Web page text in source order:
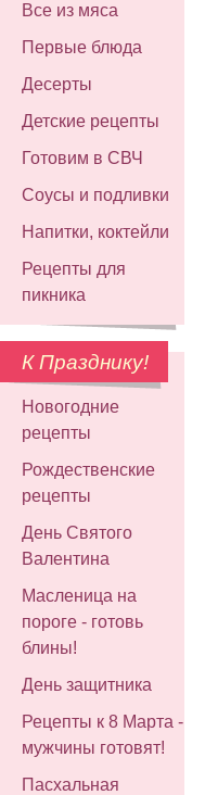
Все из мяса
Первые блюда
Десерты
Детские рецепты
Готовим в СВЧ
Соусы и подливки
Напитки, коктейли
Рецепты для
пикника
К Празднику!
Новогодние
рецепты
Рождественские
рецепты
День Святого
Валентина
Масленица на
пороге - готовь
блины!
День защитника
Рецепты к 8 Марта -
мужчины готовят!
Пасхальная